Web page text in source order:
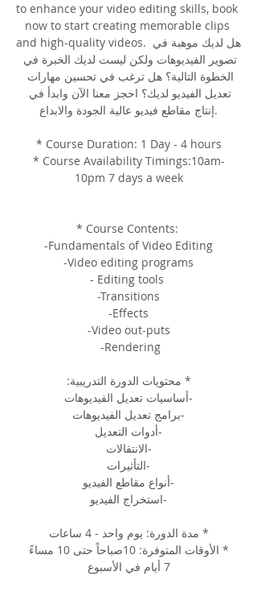
to enhance your video editing skills, book
now to start creating memorable clips
and high-quality videos. هل لديك موهبة في
تصوير الفيديوهات ولكن ليست لديك الخبرة في
الخطوة التالية؟ هل ترغب في تحسين مهارات
تعديل الفيديو لديك؟ احجز معنا الآن وابدأ في
إنتاج مقاطع فيديو عالية الجودة والابداع.
* Course Duration: 1 Day - 4 hours
* Course Availability Timings:10am-
10pm 7 days a week
* Course Contents:
-Fundamentals of Video Editing
-Video editing programs
- Editing tools
-Transitions
-Effects
-Video out-puts
-Rendering
* محتويات الدورة التدريبية:
-أساسيات تعديل الفيديوهات
-برامج تعديل الفيديوهات
-أدوات التعديل
-الانتقالات
-التأثيرات
-أنواع مقاطع الفيديو
-استخراج الفيديو
* مدة الدورة: يوم واحد - 4 ساعات
* الأوقات المتوفرة: 10صباحاً حتى 10 مساءً
7 أيام في الأسبوع